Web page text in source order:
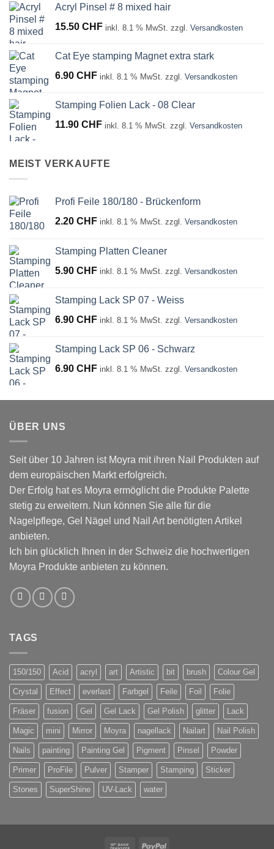
Acryl Pinsel # 8 mixed hair
15.50 CHF inkl. 8.1 % MwSt. zzgl. Versandkosten
Cat Eye stamping Magnet extra stark
6.90 CHF inkl. 8.1 % MwSt. zzgl. Versandkosten
Stamping Folien Lack - 08 Clear
11.90 CHF inkl. 8.1 % MwSt. zzgl. Versandkosten
MEIST VERKAUFTE
Profi Feile 180/180 - Brückenform
2.20 CHF inkl. 8.1 % MwSt. zzgl. Versandkosten
Stamping Platten Cleaner
5.90 CHF inkl. 8.1 % MwSt. zzgl. Versandkosten
Stamping Lack SP 07 - Weiss
6.90 CHF inkl. 8.1 % MwSt. zzgl. Versandkosten
Stamping Lack SP 06 - Schwarz
6.90 CHF inkl. 8.1 % MwSt. zzgl. Versandkosten
ÜBER UNS
Seit über 10 Jahren ist Moyra mit ihren Nail Produkten auf
dem europäischen Markt erfolgreich.
Der Erfolg hat es Moyra ermöglicht die Produkte Palette
stetig zu erweitern. Nun können Sie alle für die
Nagelpflege, Gel Nägel und Nail Art benötigten Artikel
anbieten.
Ich bin glücklich Ihnen in der Schweiz die hochwertigen
Moyra Produkte anbieten zu können.
TAGS
150/150 Acid acryl art Artistic bit brush Colour Gel
Crystal Effect everlast Farbgel Feile Foil Folie
Fräser fusion Gel Gel Lack Gel Polish glitter Lack
Magic mini Mirror Moyra nagellack Nailart Nail Polish
Nails painting Painting Gel Pigment Pinsel Powder
Primer ProFile Pulver Stamper Stamping Sticker
Stones SuperShine UV-Lack water
Bank PayPal